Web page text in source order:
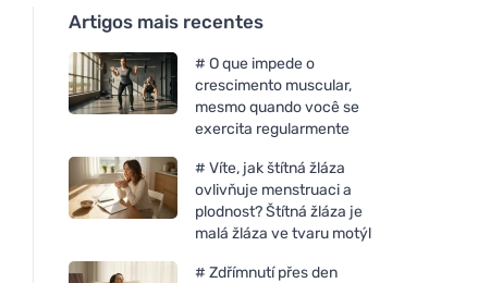
Artigos mais recentes
# O que impede o
crescimento muscular,
mesmo quando você se
exercita regularmente
# Víte, jak štítná žláza
ovlivňuje menstruaci a
plodnost? Štítná žláza je
malá žláza ve tvaru motýl
# Zdřímnutí přes den